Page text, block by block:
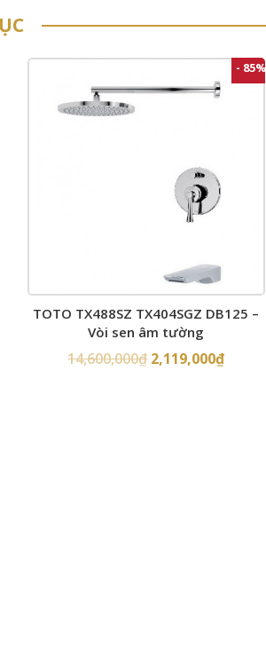
- 85%
TOTO TX488SZ TX404SGZ DB125 –
Vòi sen âm tường
14,600,000₫ 2,119,000₫